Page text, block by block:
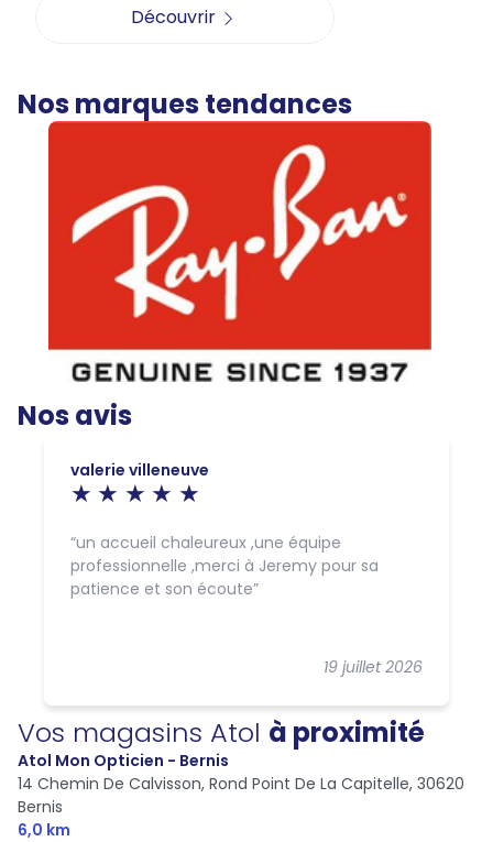
Découvrir
Nos marques tendances
Nos avis
valerie villeneuve
19 juillet 2026
un accueil chaleureux ,une équipe
professionnelle ,merci à Jeremy pour sa
patience et son écoute
Vos magasins Atol à proximité
Atol Mon Opticien - Bernis
14 Chemin De Calvisson, Rond Point De La Capitelle, 30620
Bernis
6,0 km